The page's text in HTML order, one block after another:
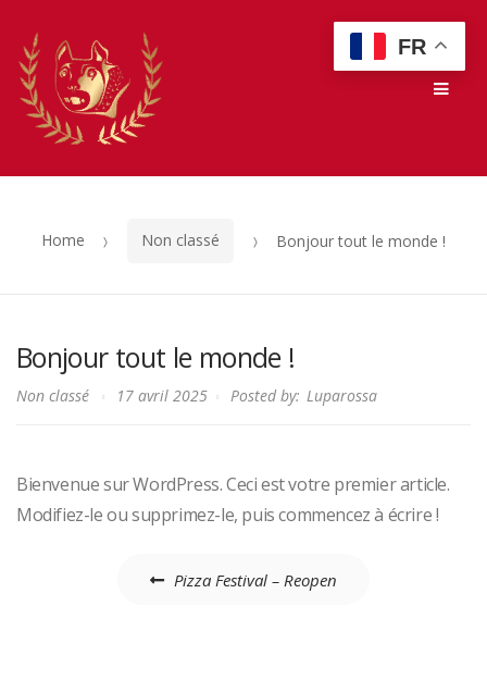
Skip
to
navigation
Skip
to
content
Home Non classé Bonjour tout le monde !
Bonjour tout le monde !
Non classé 17 avril 2025 Posted by: Luparossa
Bienvenue sur WordPress. Ceci est votre premier article.
Modifiez-le ou supprimez-le, puis commencez à écrire !
Pizza Festival – Reopen
FR